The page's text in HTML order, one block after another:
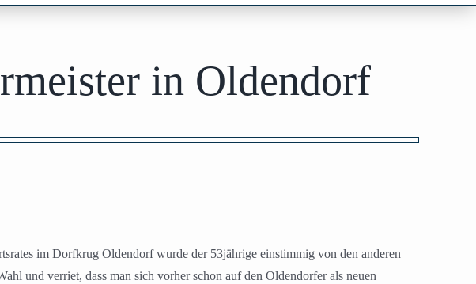
in Oldendorf
im Dorfkrug Oldendorf wurde der 53jährige einstimmig von den anderen
und verriet, dass man sich vorher schon auf den Oldendorfer als neuen